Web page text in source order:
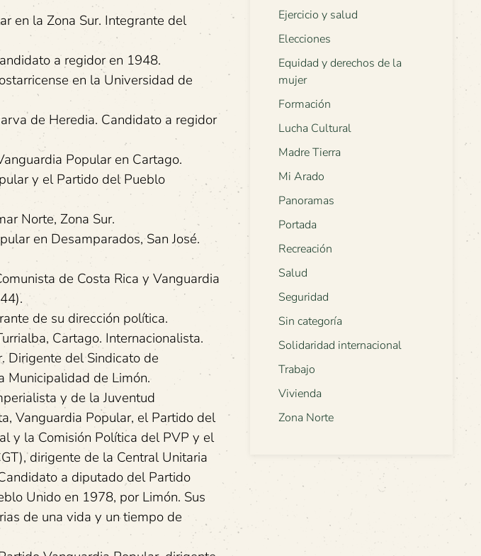
en la Zona Sur. Integrante del
a regidor en 1948.
en la Universidad de
de Heredia. Candidato a regidor
Popular en Cartago.
y el Partido del Pueblo
Norte, Zona Sur.
en Desamparados, San José.
de Costa Rica y Vanguardia
de su dirección política.
Cartago. Internacionalista.
Dirigente del Sindicato de
Municipalidad de Limón.
y de la Juventud
Vanguardia Popular, el Partido del
y la Comisión Política del PVP y el
dirigente de la Central Unitaria
a diputado del Partido
Unido en 1978, por Limón. Sus
de una vida y un tiempo de
Ejercicio y salud
Elecciones
Equidad y derechos de la
mujer
Formación
Lucha Cultural
Madre Tierra
Mi Arado
Panoramas
Portada
Recreación
Salud
Seguridad
Sin categoría
Solidaridad internacional
Trabajo
Vivienda
Zona Norte